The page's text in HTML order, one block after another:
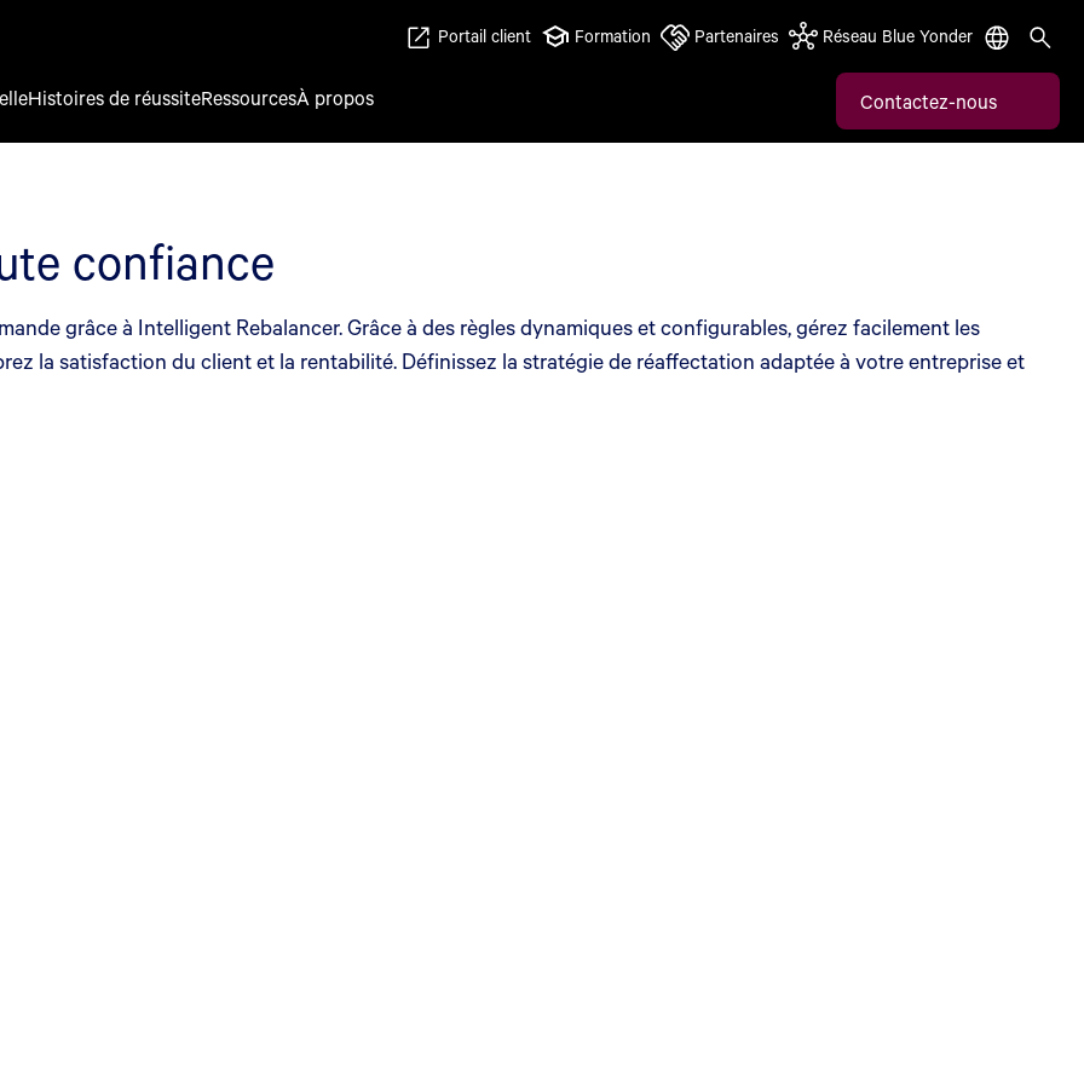
Portail client Formation Partenaires Réseau Blue Yonder
Histoires de réussiteRessourcesÀ propos Contactez-nous
confiance
grâce à Intelligent Rebalancer. Grâce à des règles dynamiques et configurables, gérez facilement les
la satisfaction du client et la rentabilité. Définissez la stratégie de réaffectation adaptée à votre entreprise et